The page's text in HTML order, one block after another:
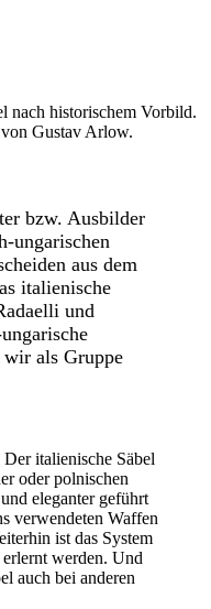
nach historischem Vorbild.
Gustav Arlow.
bzw. Ausbilder
ungarischen
aus dem
italienische
und
wir als Gruppe
Der italienische Säbel
oder polnischen
eleganter geführt
verwendeten Waffen
ist das System
erlernt werden. Und
auch bei anderen